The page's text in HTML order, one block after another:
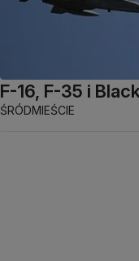
F-16, F-35 i
ŚRÓDMIEŚCIE